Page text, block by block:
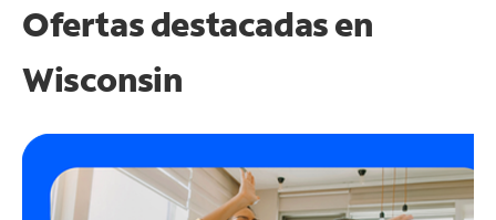
Ofertas destacadas en
Wisconsin